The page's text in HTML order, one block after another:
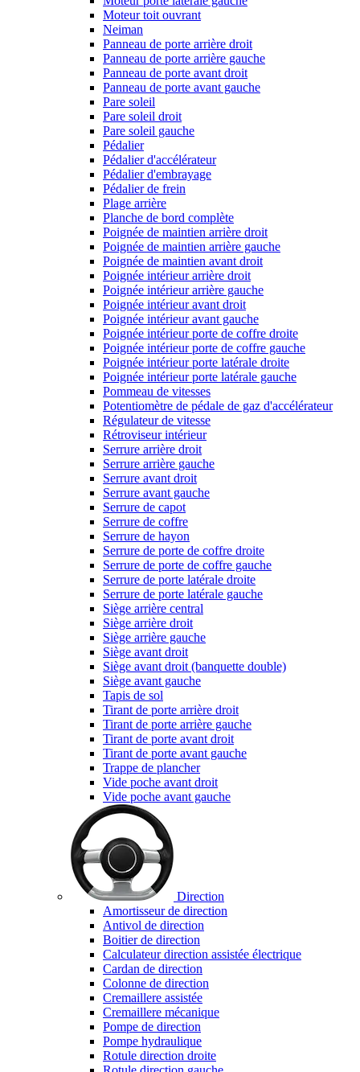
Moteur toit ouvrant
Neiman
Panneau de porte arrière droit
Panneau de porte arrière gauche
Panneau de porte avant droit
Panneau de porte avant gauche
Pare soleil
Pare soleil droit
Pare soleil gauche
Pédalier
Pédalier d'accélérateur
Pédalier d'embrayage
Pédalier de frein
Plage arrière
Planche de bord complète
Poignée de maintien arrière droit
Poignée de maintien arrière gauche
Poignée de maintien avant droit
Poignée intérieur arrière droit
Poignée intérieur arrière gauche
Poignée intérieur avant droit
Poignée intérieur avant gauche
Poignée intérieur porte de coffre droite
Poignée intérieur porte de coffre gauche
Poignée intérieur porte latérale droite
Poignée intérieur porte latérale gauche
Pommeau de vitesses
Potentiomètre de pédale de gaz d'accélérateur
Régulateur de vitesse
Rétroviseur intérieur
Serrure arrière droit
Serrure arrière gauche
Serrure avant droit
Serrure avant gauche
Serrure de capot
Serrure de coffre
Serrure de hayon
Serrure de porte de coffre droite
Serrure de porte de coffre gauche
Serrure de porte latérale droite
Serrure de porte latérale gauche
Siège arrière central
Siège arrière droit
Siège arrière gauche
Siège avant droit
Siège avant droit (banquette double)
Siège avant gauche
Tapis de sol
Tirant de porte arrière droit
Tirant de porte arrière gauche
Tirant de porte avant droit
Tirant de porte avant gauche
Trappe de plancher
Vide poche avant droit
Vide poche avant gauche
Direction
Amortisseur de direction
Antivol de direction
Boitier de direction
Calculateur direction assistée électrique
Cardan de direction
Colonne de direction
Cremaillere assistée
Cremaillere mécanique
Pompe de direction
Pompe hydraulique
Rotule direction droite